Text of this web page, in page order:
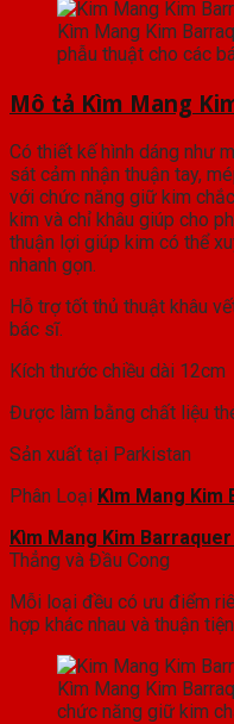
Kìm Mang Kim
phẫu thuật cho các
Mô tả Kìm Mang
Có thiết kế hình dáng như
sát cảm nhận thuận tay,
với chức năng giữ kim
kim và chỉ khâu giúp cho
thuận lợi giúp kim có thể
nhanh gọn.
Hỗ trợ tốt thủ thuật khâu
bác sĩ.
Kích thước chiều dài 12cm
Được làm bằng chất liệu
Sản xuất tại Parkistan
Phân Loại Kìm Mang
Kìm Mang Kim
Thẳng và Đầu Cong
Mỗi loại đều có ưu điểm
hợp khác nhau và thuận
Kìm Mang Kim
chức năng giữ kim